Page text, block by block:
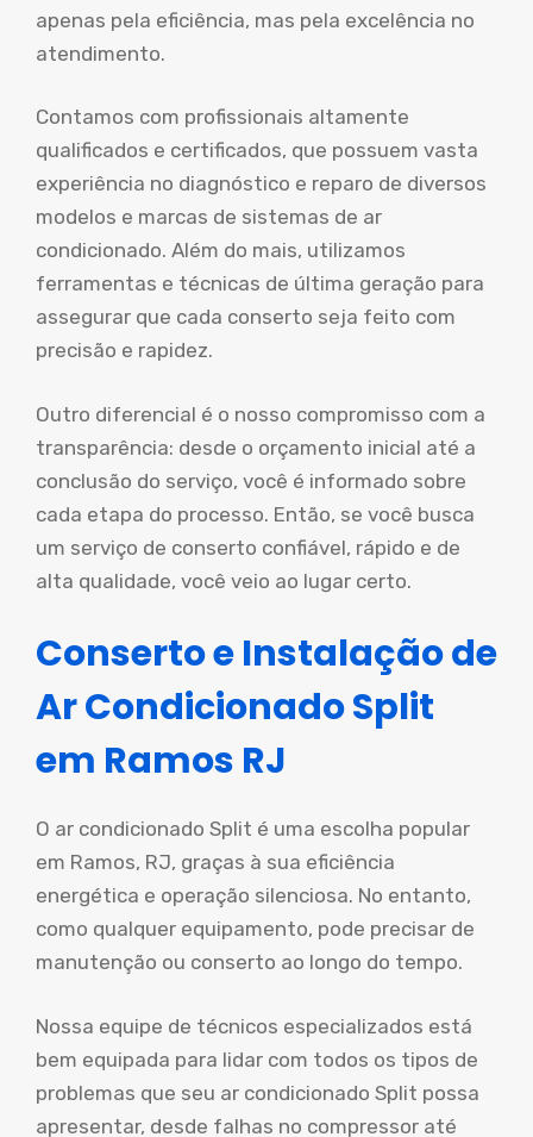
apenas pela eficiência, mas pela excelência no
atendimento.
Contamos com profissionais altamente
qualificados e certificados, que possuem vasta
experiência no diagnóstico e reparo de diversos
modelos e marcas de sistemas de ar
condicionado. Além do mais, utilizamos
ferramentas e técnicas de última geração para
assegurar que cada conserto seja feito com
precisão e rapidez.
Outro diferencial é o nosso compromisso com a
transparência: desde o orçamento inicial até a
conclusão do serviço, você é informado sobre
cada etapa do processo. Então, se você busca
um serviço de conserto confiável, rápido e de
alta qualidade, você veio ao lugar certo.
Conserto e Instalação de
Ar Condicionado Split
em Ramos RJ
O ar condicionado Split é uma escolha popular
em Ramos, RJ, graças à sua eficiência
energética e operação silenciosa. No entanto,
como qualquer equipamento, pode precisar de
manutenção ou conserto ao longo do tempo.
Nossa equipe de técnicos especializados está
bem equipada para lidar com todos os tipos de
problemas que seu ar condicionado Split possa
apresentar, desde falhas no compressor até